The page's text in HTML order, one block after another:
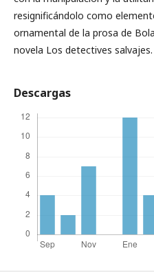
resignificándolo como
ornamental de la prosa de
novela Los detectives salvajes.
Descargas